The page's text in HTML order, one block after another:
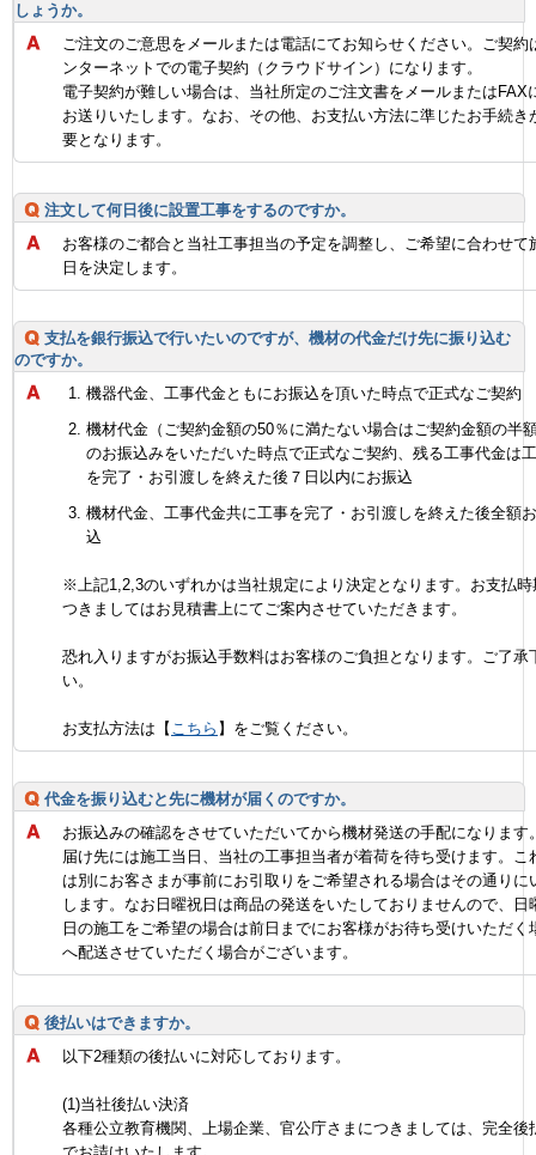
しょうか。
ご注文のご意思をメールまたは電話にてお知らせください。ご契約
ンターネットでの電子契約（クラウドサイン）になります。
電子契約が難しい場合は、当社所定のご注文書をメールまたはFAX
お送りいたします。なお、その他、お支払い方法に準じたお手続き
要となります。
注文して何日後に設置工事をするのですか。
お客様のご都合と当社工事担当の予定を調整し、ご希望に合わせて
日を決定します。
支払を銀行振込で行いたいのですが、機材の代金だけ先に振り込む
のですか。
機器代金、工事代金ともにお振込を頂いた時点で正式なご契約
機材代金（ご契約金額の50％に満たない場合はご契約金額の半
のお振込みをいただいた時点で正式なご契約、残る工事代金は
を完了・お引渡しを終えた後７日以内にお振込
機材代金、工事代金共に工事を完了・お引渡しを終えた後全額
込
※上記1,2,3のいずれかは当社規定により決定となります。お支払時
つきましてはお見積書上にてご案内させていただきます。
恐れ入りますがお振込手数料はお客様のご負担となります。ご了承
い。
お支払方法は【 こちら 】をご覧ください。
代金を振り込むと先に機材が届くのですか。
お振込みの確認をさせていただいてから機材発送の手配になります
届け先には施工当日、当社の工事担当者が着荷を待ち受けます。こ
は別にお客さまが事前にお引取りをご希望される場合はその通りに
します。なお日曜祝日は商品の発送をいたしておりませんので、日
日の施工をご希望の場合は前日までにお客様がお待ち受けいただく
へ配送させていただく場合がございます。
後払いはできますか。
以下2種類の後払いに対応しております。
(1)当社後払い決済
各種公立教育機関、上場企業、官公庁さまにつきましては、完全後